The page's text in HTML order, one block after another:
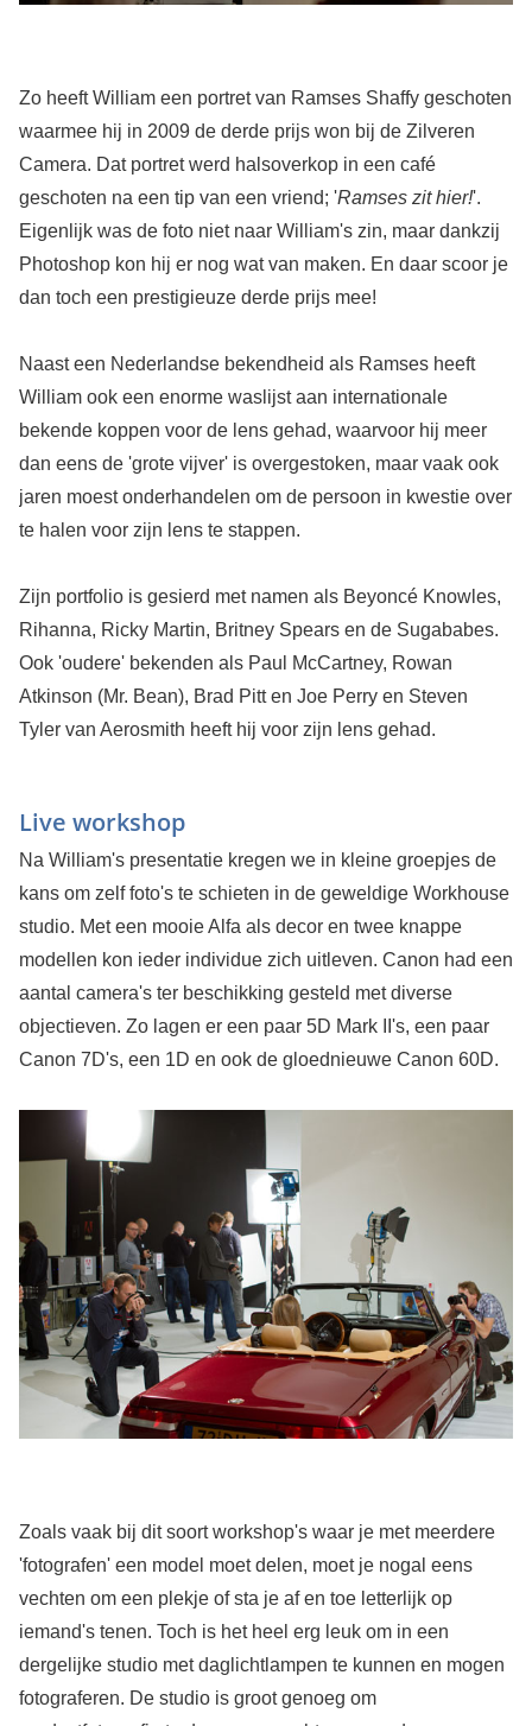
Zo heeft William een portret van Ramses Shaffy geschoten
waarmee hij in 2009 de derde prijs won bij de Zilveren
Camera. Dat portret werd halsoverkop in een café
geschoten na een tip van een vriend; 'Ramses zit hier!'.
Eigenlijk was de foto niet naar William's zin, maar dankzij
Photoshop kon hij er nog wat van maken. En daar scoor je
dan toch een prestigieuze derde prijs mee!
Naast een Nederlandse bekendheid als Ramses heeft
William ook een enorme waslijst aan internationale
bekende koppen voor de lens gehad, waarvoor hij meer
dan eens de 'grote vijver' is overgestoken, maar vaak ook
jaren moest onderhandelen om de persoon in kwestie over
te halen voor zijn lens te stappen.
Zijn portfolio is gesierd met namen als Beyoncé Knowles,
Rihanna, Ricky Martin, Britney Spears en de Sugababes.
Ook 'oudere' bekenden als Paul McCartney, Rowan
Atkinson (Mr. Bean), Brad Pitt en Joe Perry en Steven
Tyler van Aerosmith heeft hij voor zijn lens gehad.
Live workshop
Na William's presentatie kregen we in kleine groepjes de
kans om zelf foto's te schieten in de geweldige Workhouse
studio. Met een mooie Alfa als decor en twee knappe
modellen kon ieder individue zich uitleven. Canon had een
aantal camera's ter beschikking gesteld met diverse
objectieven. Zo lagen er een paar 5D Mark II's, een paar
Canon 7D's, een 1D en ook de gloednieuwe Canon 60D.
Zoals vaak bij dit soort workshop's waar je met meerdere
'fotografen' een model moet delen, moet je nogal eens
vechten om een plekje of sta je af en toe letterlijk op
iemand's tenen. Toch is het heel erg leuk om in een
dergelijke studio met daglichtlampen te kunnen en mogen
fotograferen. De studio is groot genoeg om